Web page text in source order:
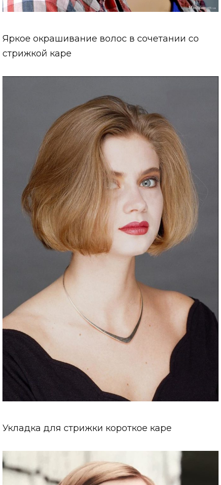
Яркое окрашивание волос в сочетании со
стрижкой каре
Укладка для стрижки короткое каре